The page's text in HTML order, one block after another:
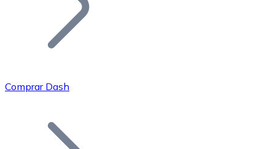
Bitcoin
Comprar Dash